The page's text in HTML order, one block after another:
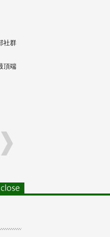
社群
頂端